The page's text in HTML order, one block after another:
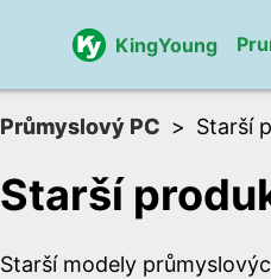
KingYoung
Průmyslový PC Starší
Starší
Starší modely